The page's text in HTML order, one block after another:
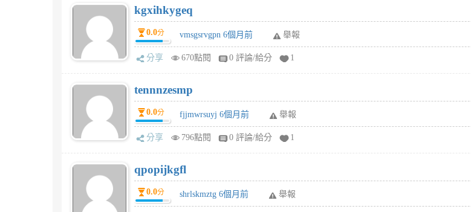
kgxihkygeq
0.0分 vmsgsrvgpn 6個月前 舉報
分享 670點閱 0 評論/給分 1
tennnzesmp
0.0分 fjjmwrsuyj 6個月前 舉報
分享 796點閱 0 評論/給分 1
qpopijkgfl
0.0分 shrlskmztg 6個月前 舉報